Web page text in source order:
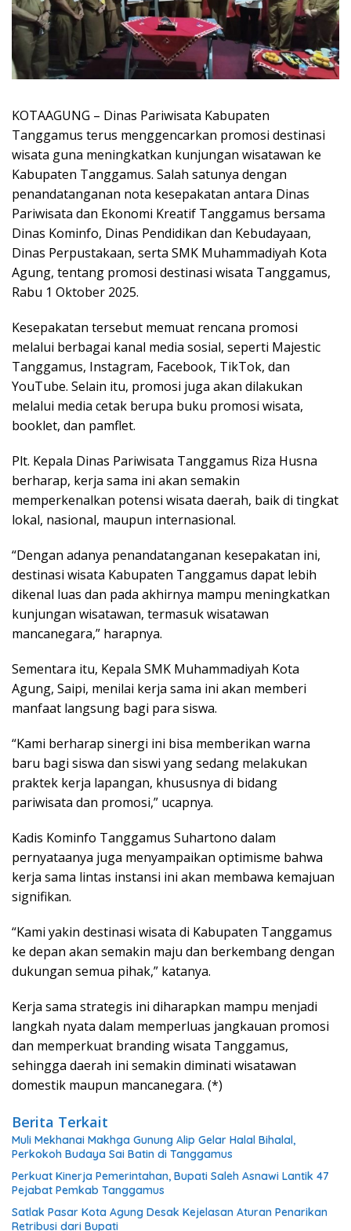
KOTAAGUNG – Dinas Pariwisata Kabupaten
Tanggamus terus menggencarkan promosi destinasi
wisata guna meningkatkan kunjungan wisatawan ke
Kabupaten Tanggamus. Salah satunya dengan
penandatanganan nota kesepakatan antara Dinas
Pariwisata dan Ekonomi Kreatif Tanggamus bersama
Dinas Kominfo, Dinas Pendidikan dan Kebudayaan,
Dinas Perpustakaan, serta SMK Muhammadiyah Kota
Agung, tentang promosi destinasi wisata Tanggamus,
Rabu 1 Oktober 2025.
Kesepakatan tersebut memuat rencana promosi
melalui berbagai kanal media sosial, seperti Majestic
Tanggamus, Instagram, Facebook, TikTok, dan
YouTube. Selain itu, promosi juga akan dilakukan
melalui media cetak berupa buku promosi wisata,
booklet, dan pamflet.
Plt. Kepala Dinas Pariwisata Tanggamus Riza Husna
berharap, kerja sama ini akan semakin
memperkenalkan potensi wisata daerah, baik di tingkat
lokal, nasional, maupun internasional.
“Dengan adanya penandatanganan kesepakatan ini,
destinasi wisata Kabupaten Tanggamus dapat lebih
dikenal luas dan pada akhirnya mampu meningkatkan
kunjungan wisatawan, termasuk wisatawan
mancanegara,” harapnya.
Sementara itu, Kepala SMK Muhammadiyah Kota
Agung, Saipi, menilai kerja sama ini akan memberi
manfaat langsung bagi para siswa.
“Kami berharap sinergi ini bisa memberikan warna
baru bagi siswa dan siswi yang sedang melakukan
praktek kerja lapangan, khususnya di bidang
pariwisata dan promosi,” ucapnya.
Kadis Kominfo Tanggamus Suhartono dalam
pernyataanya juga menyampaikan optimisme bahwa
kerja sama lintas instansi ini akan membawa kemajuan
signifikan.
“Kami yakin destinasi wisata di Kabupaten Tanggamus
ke depan akan semakin maju dan berkembang dengan
dukungan semua pihak,” katanya.
Kerja sama strategis ini diharapkan mampu menjadi
langkah nyata dalam memperluas jangkauan promosi
dan memperkuat branding wisata Tanggamus,
sehingga daerah ini semakin diminati wisatawan
domestik maupun mancanegara. (*)
Berita Terkait
Muli Mekhanai Makhga Gunung Alip Gelar Halal Bihalal,
Perkokoh Budaya Sai Batin di Tanggamus
Perkuat Kinerja Pemerintahan, Bupati Saleh Asnawi Lantik 47
Pejabat Pemkab Tanggamus
Satlak Pasar Kota Agung Desak Kejelasan Aturan Penarikan
Retribusi dari Bupati